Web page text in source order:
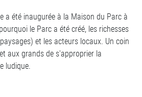
a été inaugurée à la Maison du Parc à
le Parc a été créé, les richesses
et les acteurs locaux. Un coin
aux grands de s'approprier la
ludique.